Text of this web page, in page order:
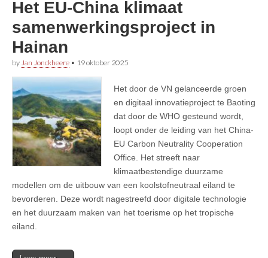
Het EU-China klimaat
samenwerkingsproject in
Hainan
by Jan Jonckheere • 19 oktober 2025
Het door de VN gelanceerde groen
en digitaal innovatieproject te Baoting
dat door de WHO gesteund wordt,
loopt onder de leiding van het China-
EU Carbon Neutrality Cooperation
Office. Het streeft naar
klimaatbestendige duurzame
modellen om de uitbouw van een koolstofneutraal eiland te
bevorderen. Deze wordt nagestreefd door digitale technologie
en het duurzaam maken van het toerisme op het tropische
eiland.